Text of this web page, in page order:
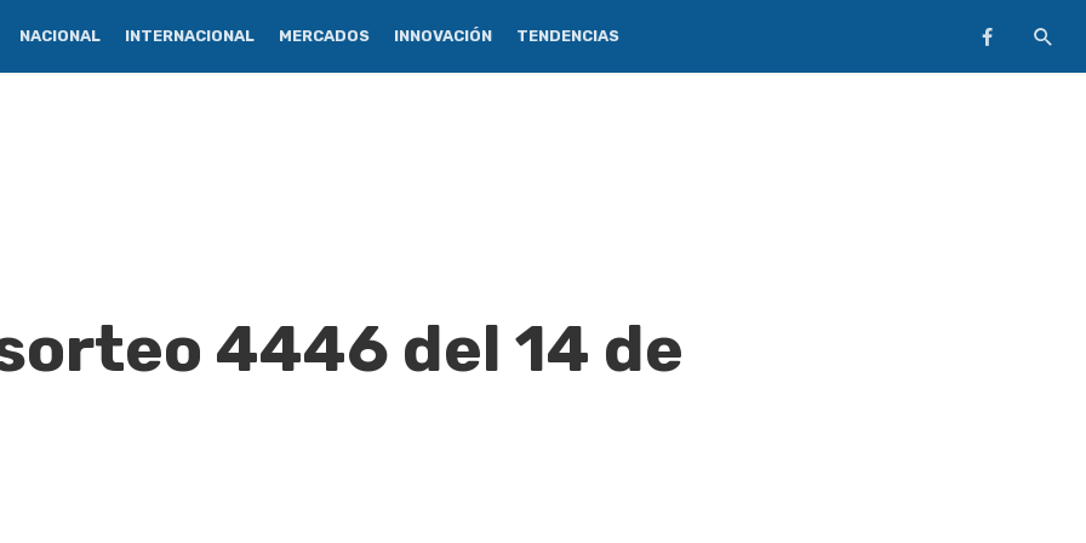
NACIONAL INTERNACIONAL MERCADOS INNOVACIÓN TENDENCIAS
4446 del 14 de